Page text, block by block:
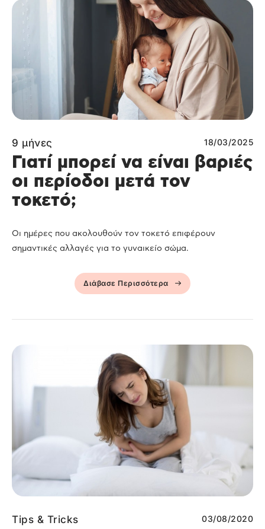
9 μήνες 18/03/2025
Γιατί μπορεί να είναι βαριές
οι περίοδοι μετά τον
τοκετό;
Οι ημέρες που ακολουθούν τον τοκετό επιφέρουν
σημαντικές αλλαγές για το γυναικείο σώμα.
Διάβασε Περισσότερα
Tips & Tricks 03/08/2020